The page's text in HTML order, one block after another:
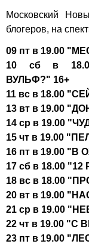
Московский
блогеров, на
09 пт в 19.00
10 сб в
ВУЛЬФ?" 16+
11 вс в 18.00
13 вт в 19.00
14 ср в 19.00
15 чт в 19.00
16 пт в 19.00
17 сб в 18.00
18 вс в 18.00
20 вт в 19.00
21 ср в 19.00
22 чт в 19.00 "С
23 пт в 19.00